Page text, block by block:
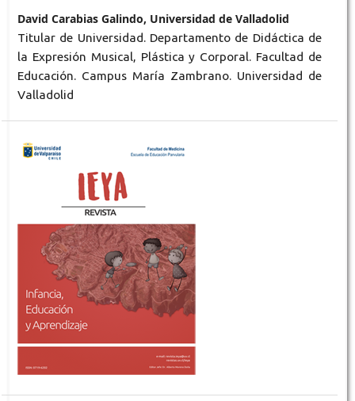
David Carabias Galindo, Universidad de Valladolid
Titular de Universidad. Departamento de Didáctica de
la Expresión Musical, Plástica y Corporal. Facultad de
Educación. Campus María Zambrano. Universidad de
Valladolid